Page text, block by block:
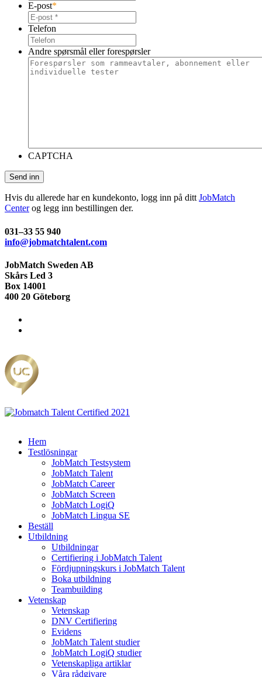
E-post*
Telefon
Andre spørsmål eller forespørsler
CAPTCHA
Send inn
Hvis du allerede har en kundekonto, logg inn på dittJobMatch
Centerog legg inn bestillingen der.
031–33 55 940
info@jobmatchtalent.com
JobMatch Sweden AB
Skårs Led 3
Box 14001
400 20 Göteborg
Hem
Testlösningar
JobMatch Testsystem
JobMatch Talent
JobMatch Career
JobMatch Screen
JobMatch LogiQ
JobMatch Lingua SE
Beställ
Utbildning
Utbildningar
Certifiering i JobMatch Talent
Fördjupningskurs i JobMatch Talent
Boka utbildning
Teambuilding
Vetenskap
Vetenskap
DNV Certifiering
Evidens
JobMatch Talent studier
JobMatch LogiQ studier
Vetenskapliga artiklar
Våra rådgivare